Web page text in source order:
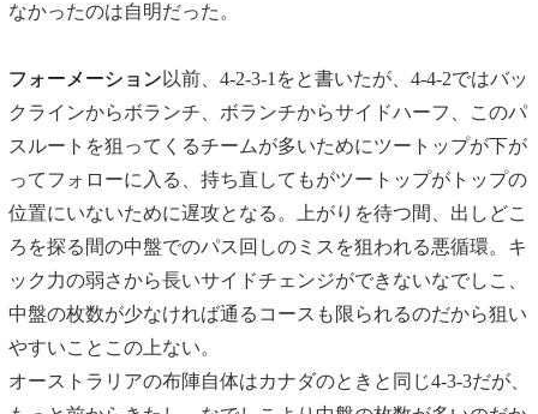
なかったのは自明だった。
フォーメーション 以前、4-2-3-1をと書いたが、4-4-2ではバッ
クラインからボランチ、ボランチからサイドハーフ、このパ
スルートを狙ってくるチームが多いためにツートップが下が
ってフォローに入る、持ち直してもがツートップがトップの
位置にいないために遅攻となる。上がりを待つ間、出しどこ
ろを探る間の中盤でのパス回しのミスを狙われる悪循環。キ
ック力の弱さから長いサイドチェンジができないなでしこ、
中盤の枚数が少なければ通るコースも限られるのだから狙い
やすいことこの上ない。
オーストラリアの布陣自体はカナダのときと同じ4-3-3だが、